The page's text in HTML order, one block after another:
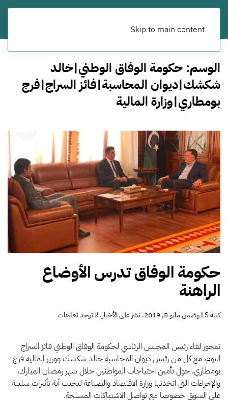
Skip to main content
الوسم:حكومة الوفاق الوطني|خالد
شكشك|ديوان المحاسبة|فائز السراج|فرج
بومطاري|وزارة المالية
حكومة الوفاق تدرس الأوضاع
الراهنة
كتبهLSوضمنمايو 5, 2019 . نشر علىالأخبار.لا توجد تعليقاتعلى
تدرس
الأوضاع
الراهنة
تمحور لقاء رئيس المجلس الرئاسي لحكومة الوفاق الوطني فائز السراج
اليوم، مع كل من رئيس ديوان المحاسبة خالد شكشك ووزير المالية فرج
بومطاري، حول تأمين احتياجات المواطنين خلال شهر رمضان المبارك،
والإجراءات التي اتخذتها وزارة الاقتصاد والصناعة لتجنب أية تأثيرات سلبية
على السوق خصوصا مع تواصل الاشتباكات المسلحة.